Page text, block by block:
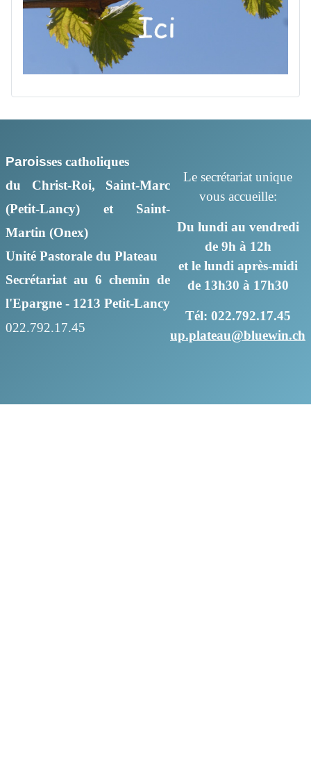
Paroisses catholiques
du Christ-Roi, Saint-Marc
(Petit-Lancy) et Saint-
Martin (Onex)
Unité Pastorale du Plateau
Secrétariat au 6 chemin de
l'Epargne - 1213 Petit-Lancy
022.792.17.45
Le secrétariat unique
vous accueille:
Du lundi au vendredi
de 9h à 12h
et le lundi après-midi
de 13h30 à 17h30
Tél: 022.792.17.45
up.plateau@bluewin.ch